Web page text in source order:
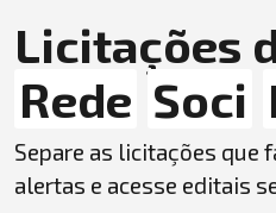
Licitações
Rede Soci
Separe as licitações que
alertas e acesse editais